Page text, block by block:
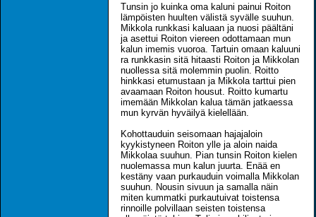
Tunsin jo kuinka oma kaluni painui Roiton
lämpöisten huulten välistä syvälle suuhun.
Mikkola runkkasi kaluaan ja nuosi päältäni
ja asettui Roiton viereen odottamaan mun
kalun imemis vuoroa. Tartuin omaan kaluuni
ra runkkasin sitä hitaasti Roiton ja Mikkolan
nuollessa sitä molemmin puolin. Roitto
hinkkasi etumustaan ja Mikkola tarttui pien
avaamaan Roiton housut. Roitto kumartu
imemään Mikkolan kalua tämän jatkaessa
mun kyrvän hyväilyä kielellään.
Kohottauduin seisomaan hajajaloin
kyykistyneen Roiton ylle ja aloin naida
Mikkolaa suuhun. Pian tunsin Roiton kielen
nuolemassa mun kalun juurta. Enää en
kestäny vaan purkauduin voimalla Mikkolan
suuhun. Nousin sivuun ja samalla näin
miten kummatki purkautuivat toistensa
rinnoille polvillaan seisten toistensa